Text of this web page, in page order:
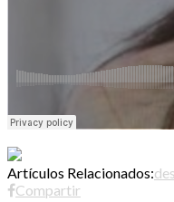
Artículos Relacionados:
Compartir